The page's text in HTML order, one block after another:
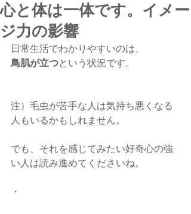
心と体は一体です。イメー
ジ力の影響
日常生活でわかりやすいのは、
鳥肌が立つという状況です。
注）毛虫が苦手な人は気持ち悪くなる
人もいるかもしれません。
でも、それを感じてみたい好奇心の強
い人は読み進めてくださいね。
・